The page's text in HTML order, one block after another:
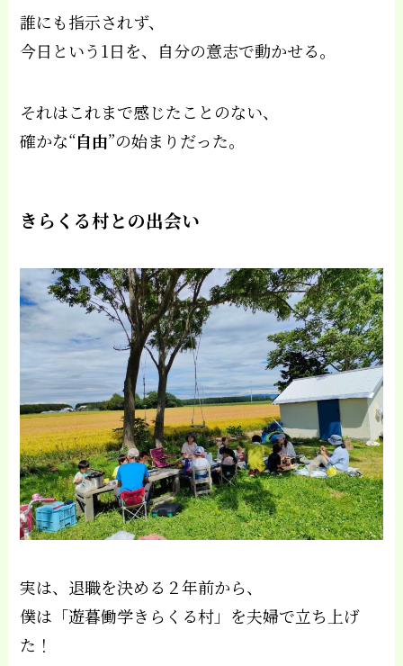
誰にも指示されず、
今日という1日を、自分の意志で動かせる。
それはこれまで感じたことのない、
確かな“自由”の始まりだった。
きらくる村との出会い
実は、退職を決める２年前から、
僕は「遊暮働学きらくる村」を夫婦で立ち上げ
た！